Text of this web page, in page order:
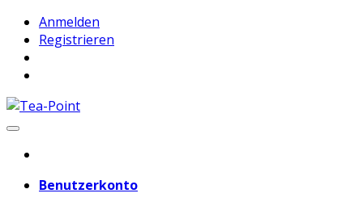
Anmelden
Registrieren
Benutzerkonto